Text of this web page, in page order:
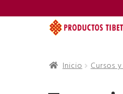
Inicio Cursos